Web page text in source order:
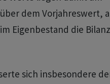
dem Vorjahreswert,
Eigenbestand die Bilanz
sich insbesondere